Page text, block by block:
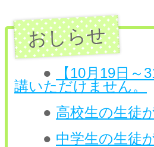
●
【10月19日
講いただけません。
● 高校生の生徒
● 中学生の生徒